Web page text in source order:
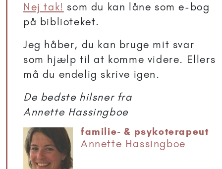
Nej tak! som du kan låne som e-bog
på biblioteket.
Jeg håber, du kan bruge mit svar
som hjælp til at komme videre. Ellers
må du endelig skrive igen.
De bedste hilsner fra
Annette Hassingboe
familie- & psykoterapeut
Annette Hassingboe